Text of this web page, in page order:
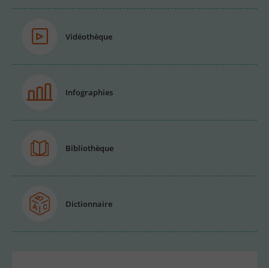
Vidéothèque
Infographies
Bibliothèque
Dictionnaire